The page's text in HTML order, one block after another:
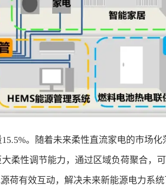
。随着未来柔性直流家电的市场化
柔性调节能力，通过区域负荷聚合，
荷有效互动，解决未来新能源电力系